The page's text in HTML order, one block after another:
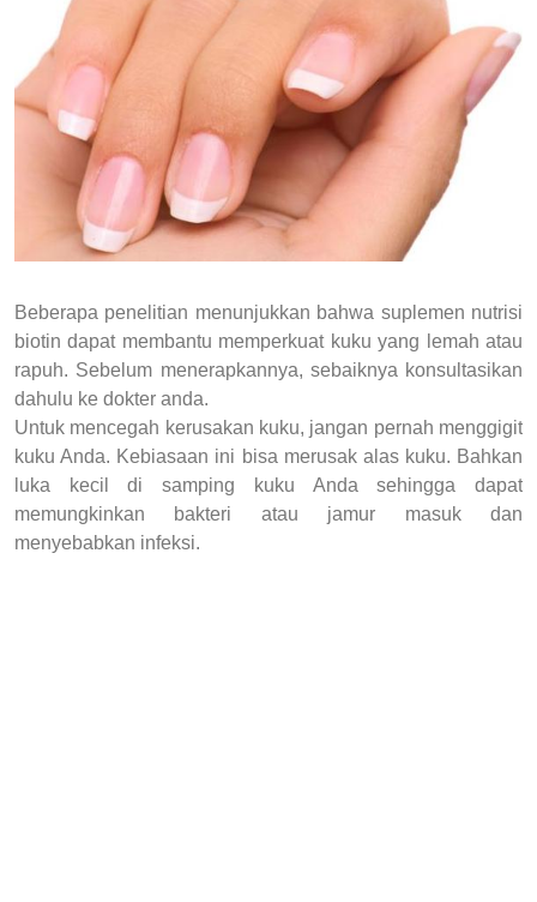
Beberapa penelitian menunjukkan bahwa suplemen nutrisi
biotin dapat membantu memperkuat kuku yang lemah atau
rapuh. Sebelum menerapkannya, sebaiknya konsultasikan
dahulu ke dokter anda.
Untuk mencegah kerusakan kuku, jangan pernah menggigit
kuku Anda. Kebiasaan ini bisa merusak alas kuku. Bahkan
luka kecil di samping kuku Anda sehingga dapat
memungkinkan bakteri atau jamur masuk dan
menyebabkan infeksi.